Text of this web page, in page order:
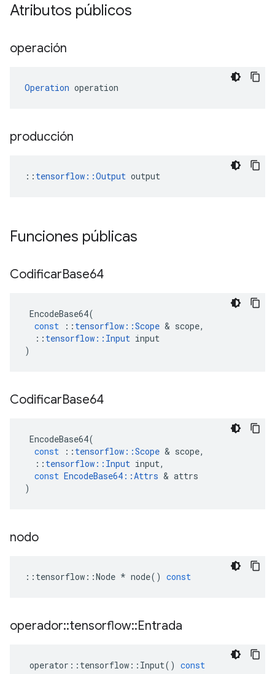
Atributos públicos
operación
Operation operation
producción
:: tensorflow::Output output
Funciones públicas
CodificarBase64
EncodeBase64(
const
:: tensorflow ::Scope & scope,
:: tensorflow :: Input input
)
CodificarBase64
EncodeBase64(
const
:: tensorflow ::Scope & scope,
:: tensorflow :: Input input,
const EncodeBase64 ::Attrs & attrs
)
nodo
:: tensorflow ::Node * node() const
operador::tensorflow::Entrada
operator :: tensorflow :: Input() const